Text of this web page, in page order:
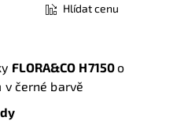
Hlídat cenu
FLORA&CO H7150o
v černé barvě